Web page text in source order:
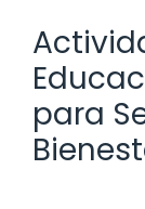
para